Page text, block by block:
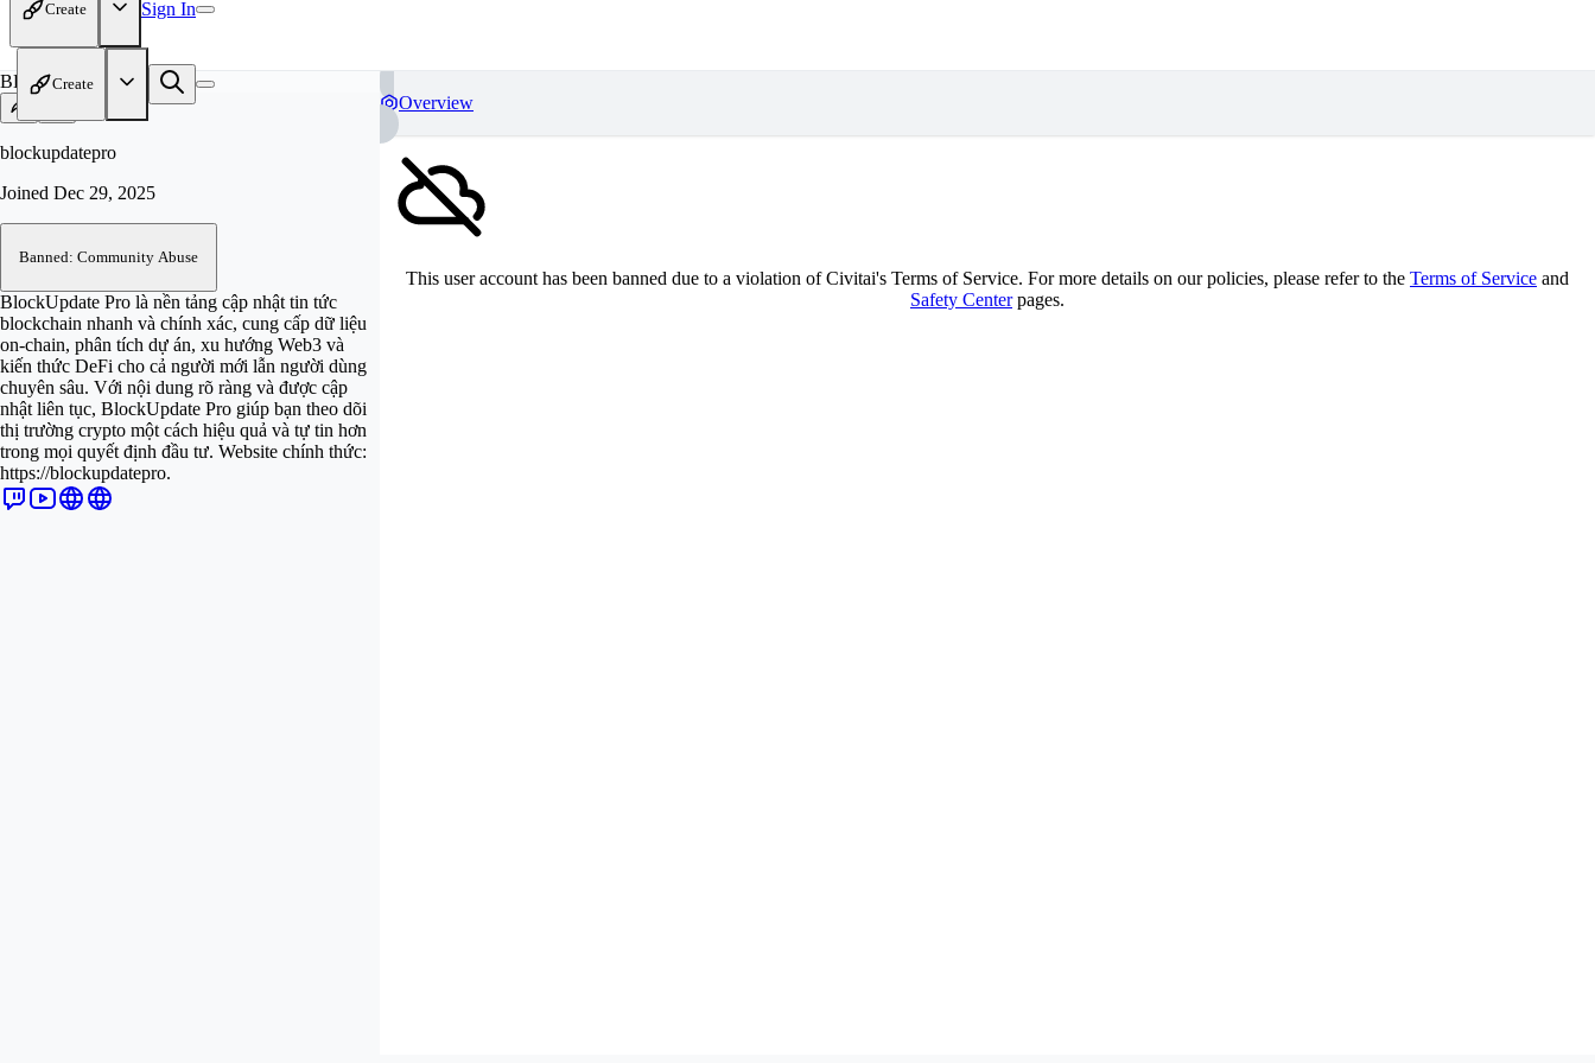
Create Sign In
Create
BL
blockupdatepro
Joined Dec 29, 2025
Banned: Community Abuse
BlockUpdate Pro là nền tảng cập nhật tin tức
blockchain nhanh và chính xác, cung cấp dữ liệu
on-chain, phân tích dự án, xu hướng Web3 và
kiến thức DeFi cho cả người mới lẫn người dùng
chuyên sâu. Với nội dung rõ ràng và được cập
nhật liên tục, BlockUpdate Pro giúp bạn theo dõi
thị trường crypto một cách hiệu quả và tự tin hơn
trong mọi quyết định đầu tư. Website chính thức:
https://blockupdatepro.
Overview
This user account has been banned due to a violation of Civitai's Terms of Service. For more details on our policies, please refer to the Terms of Service and
Safety Center pages.